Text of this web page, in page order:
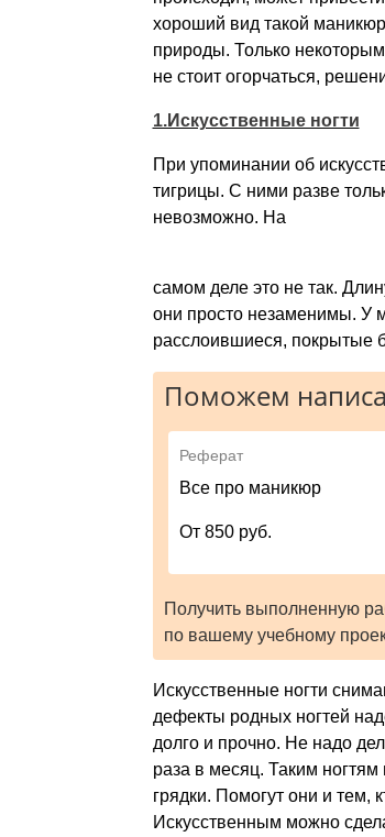
хороший вид такой
природы. Только
не стоит огорчаться,
1.Искусственные ногти
При упоминании об
тигрицы. С ними разве
невозможно. На
самом деле это не так.
они просто незаменимы. У
расслоившиеся, покрытые
Поможем
Реферат
Все про маникюр
От 850 руб.
Получить выполненную
по вашему учебному
Искусственные ногти
дефекты родных ногтей
долго и прочно. Не надо
раза в месяц. Таким
грядки. Помогут они и тем,
Искусственным можно